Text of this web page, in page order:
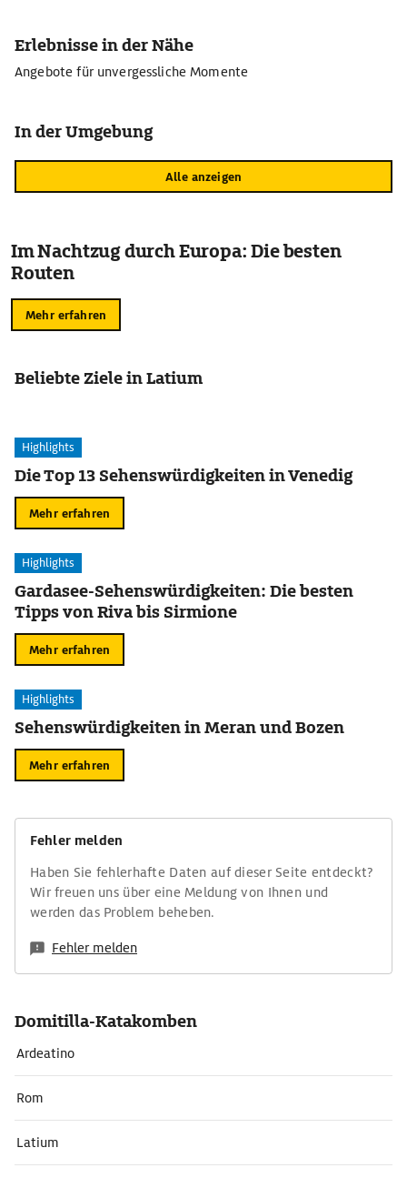
Erlebnisse in der Nähe
Angebote für unvergessliche Momente
In der Umgebung
Alle anzeigen
Im Nachtzug durch Europa: Die besten
Routen
Mehr erfahren
Beliebte Ziele in Latium
Highlights
Die Top 13 Sehenswürdigkeiten in Venedig
Mehr erfahren
Highlights
Gardasee-Sehenswürdigkeiten: Die besten
Tipps von Riva bis Sirmione
Mehr erfahren
Highlights
Sehenswürdigkeiten in Meran und Bozen
Mehr erfahren
Fehler melden
Haben Sie fehlerhafte Daten auf dieser Seite entdeckt?
Wir freuen uns über eine Meldung von Ihnen und
werden das Problem beheben.
Fehler melden
Domitilla-Katakomben
Ardeatino
Rom
Latium